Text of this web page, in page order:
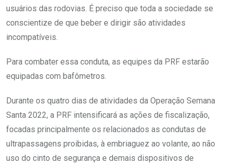
usuários das rodovias. É preciso que toda a sociedade se
conscientize de que beber e dirigir são atividades
incompatíveis.
Para combater essa conduta, as equipes da PRF estarão
equipadas com bafômetros.
Durante os quatro dias de atividades da Operação Semana
Santa 2022, a PRF intensificará as ações de fiscalização,
focadas principalmente os relacionados as condutas de
ultrapassagens proibidas, à embriaguez ao volante, ao não
uso do cinto de segurança e demais dispositivos de